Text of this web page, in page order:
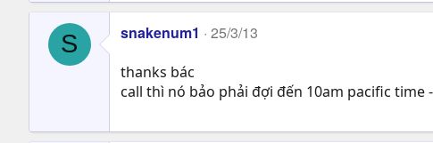
S snakenum1 25/3/13
thanks bác
call thì nó bảo phải đợi đến 10am pacific time -